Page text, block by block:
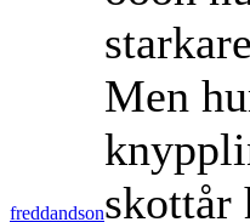
freddandson
Men
skottår